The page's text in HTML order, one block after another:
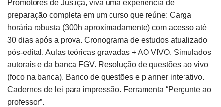
Promotores de Justiça, viva uma experiência de
preparação completa em um curso que reúne: Carga
horária robusta (300h aproximadamente) com acesso até
30 dias após a prova. Cronograma de estudos atualizado
pós-edital. Aulas teóricas gravadas + AO VIVO. Simulados
autorais e da banca FGV. Resolução de questões ao vivo
(foco na banca). Banco de questões e planner interativo.
Cadernos de lei para impressão. Ferramenta “Pergunte ao
professor”.